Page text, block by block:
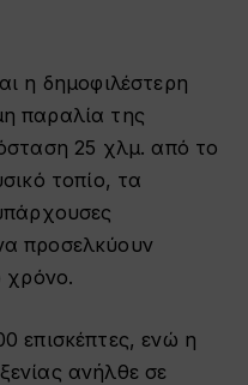
η δημοφιλέστερη
παραλία της
25 χλμ. από το
τοπίο, τα
προσελκύουν
χρόνο.
επισκέπτες, ενώ η
ανήλθε σε